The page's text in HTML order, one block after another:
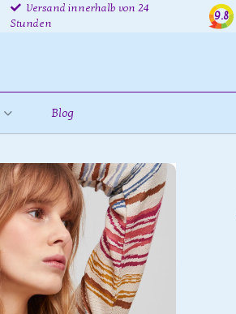
Versand innerhalb von 24
Stunden
9.8
Blog